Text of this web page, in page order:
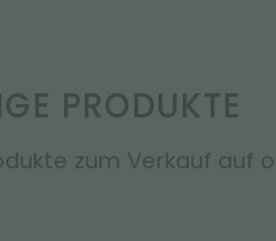
PRODUKTE
zum Verkauf auf